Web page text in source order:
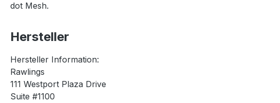
dot Mesh.
Hersteller
Hersteller Information:
Rawlings
111 Westport Plaza Drive
Suite #1100